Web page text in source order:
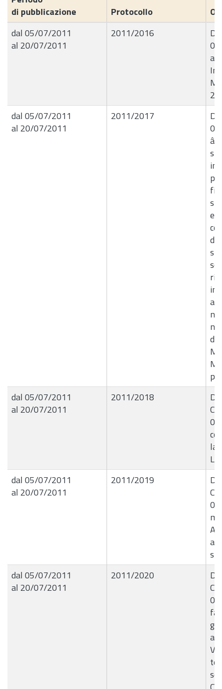
di pubblicazione
Protocollo
dal 05/07/2011
al 20/07/2011
2011/2016
al
dal 05/07/2011
al 20/07/2011
2011/2017
e
n.
dal 05/07/2011
al 20/07/2011
2011/2018
dal 05/07/2011
al 20/07/2011
2011/2019
dal 05/07/2011
al 20/07/2011
2011/2020